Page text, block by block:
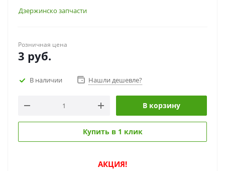
Дзержинско запчасти
Розничная цена
3 руб.
В наличии Нашли дешевле?
В корзину
Купить в 1 клик
АКЦИЯ!